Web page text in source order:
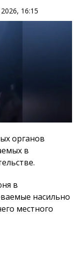
16:15
органов
в
в
насильно
местного